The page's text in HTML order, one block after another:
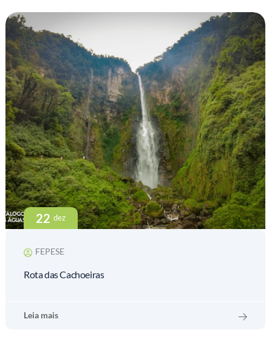
22 dez
FEPESE
Rota das Cachoeiras
Leia mais